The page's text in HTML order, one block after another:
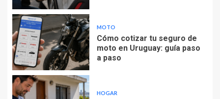
MOTO
Cómo cotizar tu seguro de
moto en Uruguay: guía paso
a paso
HOGAR